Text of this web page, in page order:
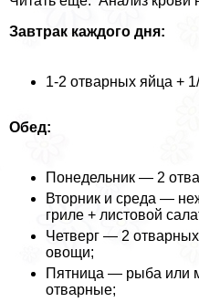
Завтpaк каждого дня:
1-2 отварных яйца +
Обед:
Понедельник — 2
Вторник и среда —
гриле + листовой
Четверг — 2
овощи;
Пятница — рыба или
отварные;